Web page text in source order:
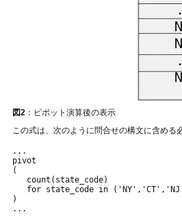
図2 ：ピボット演算後の表示
この式は、次のように問合せの構文に含める
...
pivot
(
   count(state_code)
for state_code in
)